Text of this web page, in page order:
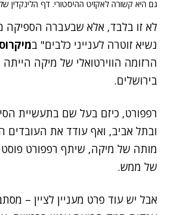
גם היא קשורה לאקזיט ההיסטורי. דף הלינקדין
לא זו בלבד, אלא שבעברה הספיקה
נשיא זוטרה לענייני כלבים" ב
הרזומה הווירטואלי של מיקה
בירושלים.
רפפורט, כיזם בעל שם בתעשיית
ובתל אביב, ואף עודד את
מותה של מיקה, שיתף רפפורט
של ממש.
אבל יש עוד פרט מעניין לציין –